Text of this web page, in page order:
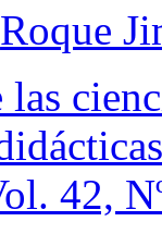
Roque
las
42,